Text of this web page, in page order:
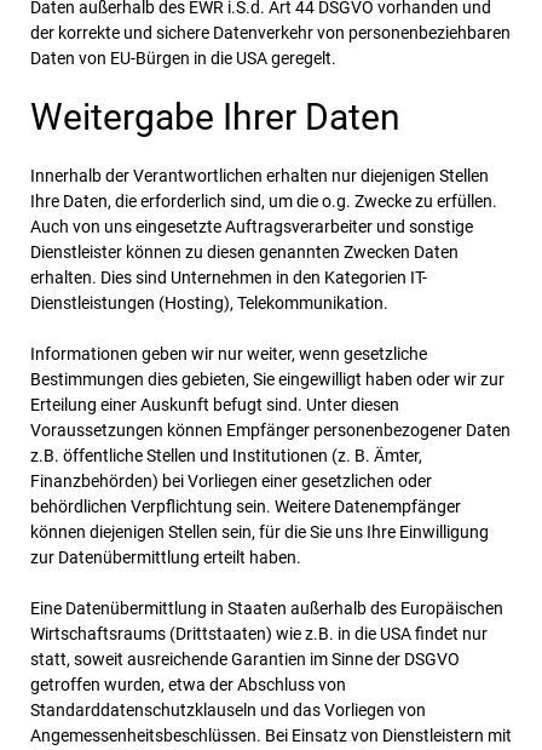
Daten außerhalb des EWR i.S.d. Art 44 DSGVO vorhanden und
der korrekte und sichere Datenverkehr von personenbeziehbaren
Daten von EU-Bürgen in die USA geregelt.
Weitergabe Ihrer Daten
Innerhalb der Verantwortlichen erhalten nur diejenigen Stellen
Ihre Daten, die erforderlich sind, um die o.g. Zwecke zu erfüllen.
Auch von uns eingesetzte Auftragsverarbeiter und sonstige
Dienstleister können zu diesen genannten Zwecken Daten
erhalten. Dies sind Unternehmen in den Kategorien IT-
Dienstleistungen (Hosting), Telekommunikation.
Informationen geben wir nur weiter, wenn gesetzliche
Bestimmungen dies gebieten, Sie eingewilligt haben oder wir zur
Erteilung einer Auskunft befugt sind. Unter diesen
Voraussetzungen können Empfänger personenbezogener Daten
z.B. öffentliche Stellen und Institutionen (z. B. Ämter,
Finanzbehörden) bei Vorliegen einer gesetzlichen oder
behördlichen Verpflichtung sein. Weitere Datenempfänger
können diejenigen Stellen sein, für die Sie uns Ihre Einwilligung
zur Datenübermittlung erteilt haben.
Eine Datenübermittlung in Staaten außerhalb des Europäischen
Wirtschaftsraums (Drittstaaten) wie z.B. in die USA findet nur
statt, soweit ausreichende Garantien im Sinne der DSGVO
getroffen wurden, etwa der Abschluss von
Standarddatenschutzklauseln und das Vorliegen von
Angemessenheitsbeschlüssen. Bei Einsatz von Dienstleistern mit